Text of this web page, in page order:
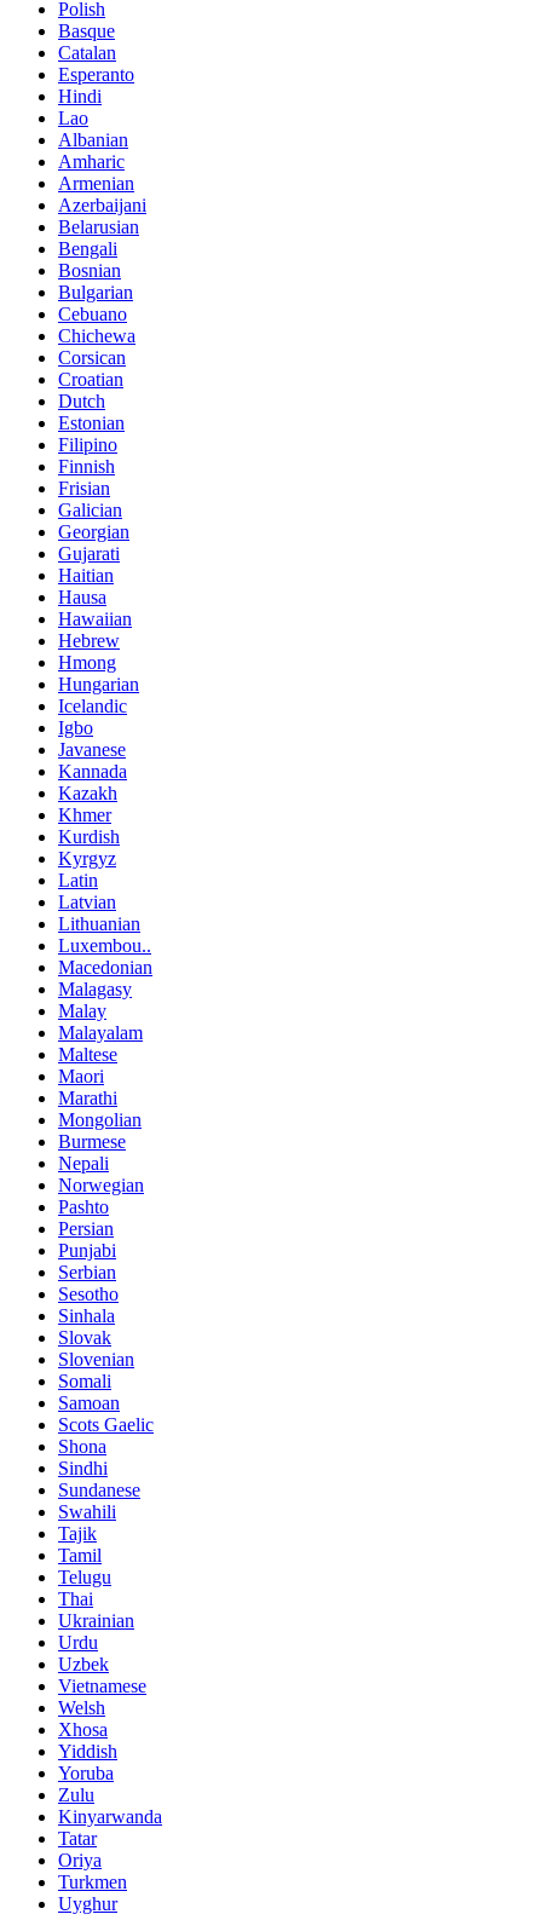
Polish
Basque
Catalan
Esperanto
Hindi
Lao
Albanian
Amharic
Armenian
Azerbaijani
Belarusian
Bengali
Bosnian
Bulgarian
Cebuano
Chichewa
Corsican
Croatian
Dutch
Estonian
Filipino
Finnish
Frisian
Galician
Georgian
Gujarati
Haitian
Hausa
Hawaiian
Hebrew
Hmong
Hungarian
Icelandic
Igbo
Javanese
Kannada
Kazakh
Khmer
Kurdish
Kyrgyz
Latin
Latvian
Lithuanian
Luxembou..
Macedonian
Malagasy
Malay
Malayalam
Maltese
Maori
Marathi
Mongolian
Burmese
Nepali
Norwegian
Pashto
Persian
Punjabi
Serbian
Sesotho
Sinhala
Slovak
Slovenian
Somali
Samoan
Scots Gaelic
Shona
Sindhi
Sundanese
Swahili
Tajik
Tamil
Telugu
Thai
Ukrainian
Urdu
Uzbek
Vietnamese
Welsh
Xhosa
Yiddish
Yoruba
Zulu
Kinyarwanda
Tatar
Oriya
Turkmen
Uyghur